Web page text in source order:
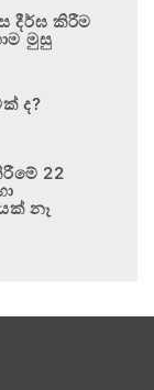
දීර්ඝ කිරීම
මුසු
ද?
22
නෑ